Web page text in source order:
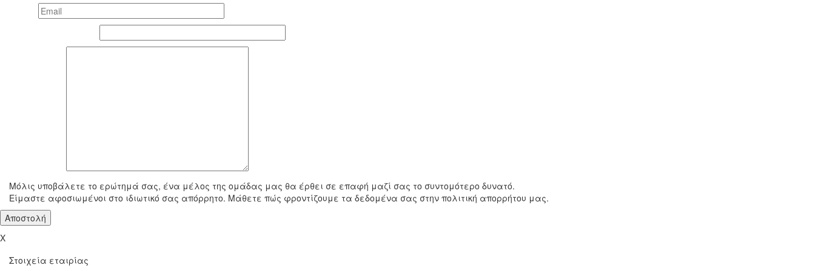
Μόλις υποβάλετε το ερώτημά σας, ένα μέλος της ομάδας μας θα έρθει σε επαφή μαζί σας το συντομότερο δυνατό.
Είμαστε αφοσιωμένοι στο ιδιωτικό σας απόρρητο. Μάθετε πώς φροντίζουμε τα δεδομένα σας στην πολιτική απορρήτου μας.
X
Στοιχεία εταιρίας